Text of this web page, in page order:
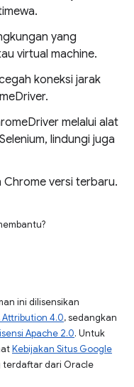
yang
virtual machine.
koneksi jarak
melalui alat
lindungi juga
versi terbaru.
ini dilisensikan
Attribution 4.0, sedangkan
Apache 2.0. Untuk
Kebijakan Situs Google
terdaftar dari Oracle